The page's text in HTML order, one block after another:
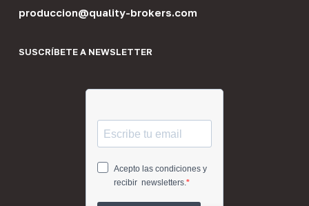
produccion@quality-brokers.com
SUSCRÍBETE A NEWSLETTER